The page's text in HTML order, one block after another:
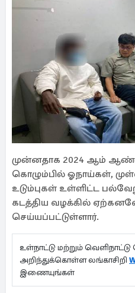
முன்னதாக 2024 ஆம்
கொழும்பில் ஓநாய்கள்,
உடும்புகள் உள்ளிட்ட
கடத்திய வழக்கில்
செய்யப்பட்டுள்ளார்.
உள்நாட்டு மற்றும்
அறிந்துக்கொள்ள லங்காசிறி
இணையுங்கள்